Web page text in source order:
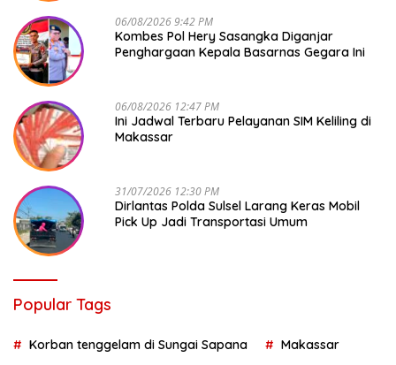
06/08/2026 9:42 PM
Kombes Pol Hery Sasangka Diganjar
Penghargaan Kepala Basarnas Gegara Ini
06/08/2026 12:47 PM
Ini Jadwal Terbaru Pelayanan SIM Keliling di
Makassar
31/07/2026 12:30 PM
Dirlantas Polda Sulsel Larang Keras Mobil
Pick Up Jadi Transportasi Umum
Popular Tags
Korban tenggelam di Sungai Sapana Makassar